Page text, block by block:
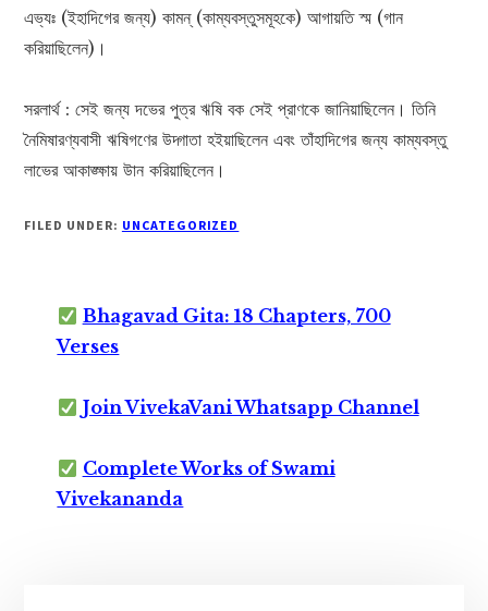
এভ্যঃ (ইহাদিগের জন্য) কামন্ (কাম্যবস্তুসমূহকে) আগায়তি স্ম (গান
করিয়াছিলেন)।
সরলার্থ : সেই জন্য দভের পুত্র ঋষি বক সেই প্রাণকে জানিয়াছিলেন। তিনি
নৈমিষারণ্যবাসী ঋষিগণের উদ্গাতা হইয়াছিলেন এবং তাঁহাদিগের জন্য কাম্যবস্তু
লাভের আকাঙ্ক্ষায় উান করিয়াছিলেন।
FILED UNDER: UNCATEGORIZED
Bhagavad Gita: 18 Chapters, 700
Verses
Join VivekaVani Whatsapp Channel
Complete Works of Swami
Vivekananda